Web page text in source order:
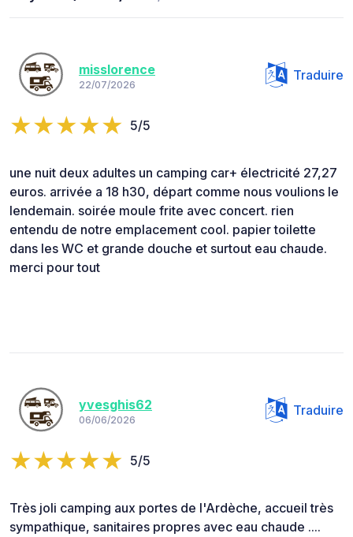
misslorence
22/07/2026
Traduire
5/5
une nuit deux adultes un camping car+ électricité 27,27
euros. arrivée a 18 h30, départ comme nous voulions le
lendemain. soirée moule frite avec concert. rien
entendu de notre emplacement cool. papier toilette
dans les WC et grande douche et surtout eau chaude.
merci pour tout
yvesghis62
06/06/2026
Traduire
5/5
Très joli camping aux portes de l'Ardèche, accueil très
sympathique, sanitaires propres avec eau chaude ....